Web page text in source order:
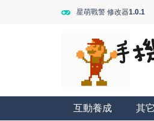
星萌戰警 修改器1.0.1
互動養成 其它